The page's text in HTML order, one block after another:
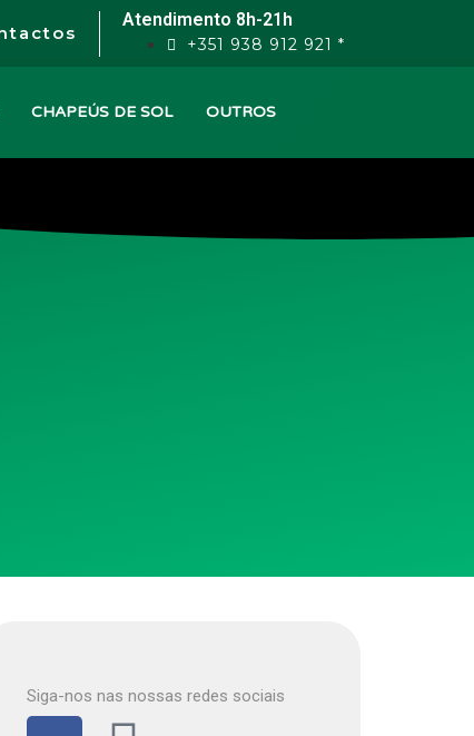
Atendimento 8h-21h
+351 938 912 921 *
CHAPEÚS DE SOL OUTROS
Siga-nos nas nossas redes sociais